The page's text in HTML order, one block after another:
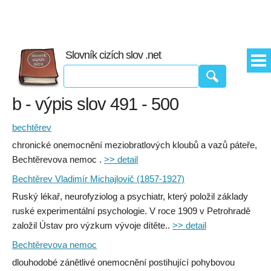
Slovník cizích slov .net
b - výpis slov 491 - 500
bechtěrev
chronické onemocnění meziobratlových kloubů a vazů páteře,
Bechtěrevova nemoc . >> detail
Bechtěrev Vladimír Michajlovič (1857-1927)
Ruský lékař, neurofyziolog a psychiatr, který položil základy
ruské experimentální psychologie. V roce 1909 v Petrohradě
založil Ústav pro výzkum vývoje dítěte.. >> detail
Bechtěrevova nemoc
dlouhodobé zánětlivé onemocnění postihující pohybovou